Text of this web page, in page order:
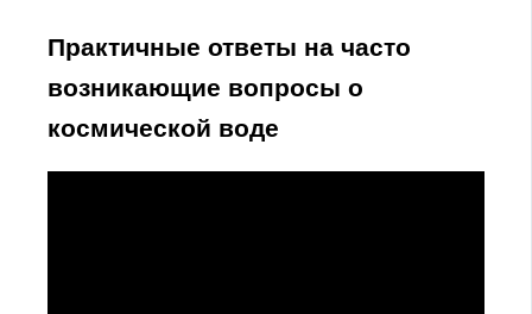
Практичные ответы на часто
возникающие вопросы о
космической воде